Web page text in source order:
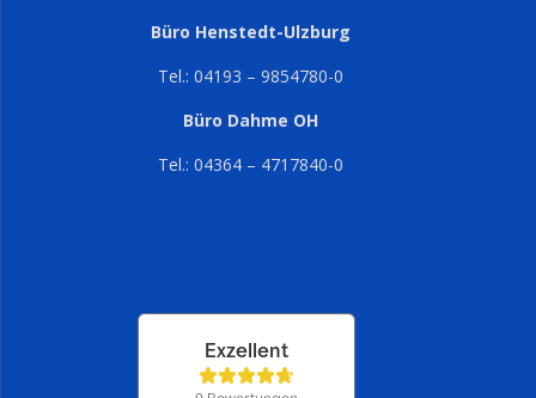
Büro Henstedt-Ulzburg
Tel.: 04193 – 9854780-0
Büro Dahme OH
Tel.: 04364 – 4717840-0